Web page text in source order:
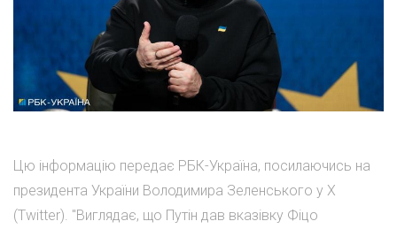
Цю інформацію передає РБК-Україна, посилаючись на
президента України Володимира Зеленського у X
(Twitter). "Виглядає, що Путін дав вказівку Фіцо